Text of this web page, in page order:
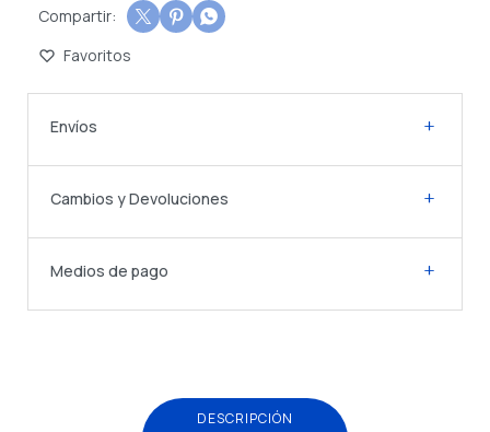
  
Envíos
Cambios y Devoluciones
Medios de pago
DESCRIPCIÓN